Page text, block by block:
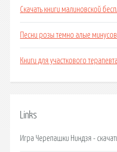
Скачать книги малиновской
Песни розы темно алые
Книги для участкового терапевта
Links
Игра Черепашки Ниндзя -